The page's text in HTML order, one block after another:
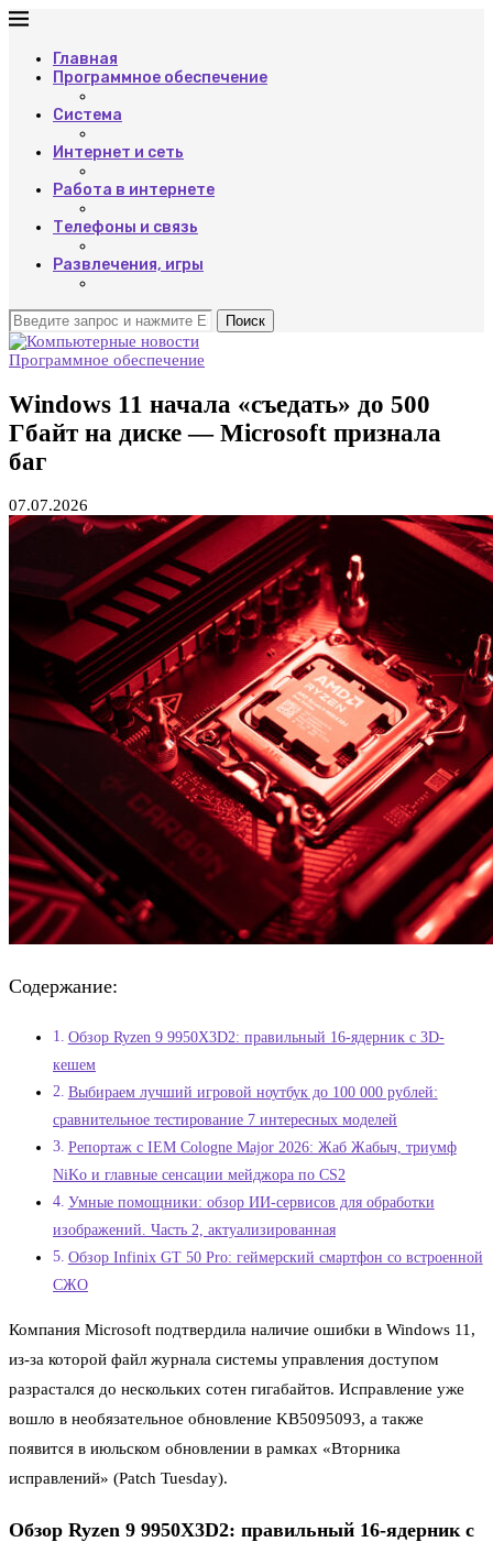
Главная
Программное обеспечение
Система
Интернет и сеть
Работа в интернете
Телефоны и связь
Развлечения, игры
Поиск
Программное обеспечение
Windows 11 начала «съедать» до 500
Гбайт на диске — Microsoft признала
баг
07.07.2026
Содержание:
Обзор Ryzen 9 9950X3D2: правильный 16-ядерник с 3D-
кешем
Выбираем лучший игровой ноутбук до 100 000 рублей:
сравнительное тестирование 7 интересных моделей
Репортаж с IEM Cologne Major 2026: Жаб Жабыч, триумф
NiKo и главные сенсации мейджора по CS2
Умные помощники: обзор ИИ-сервисов для обработки
изображений. Часть 2, актуализированная
Обзор Infinix GT 50 Pro: геймерский смартфон со встроенной
СЖО
Компания Microsoft подтвердила наличие ошибки в Windows 11,
из-за которой файл журнала системы управления доступом
разрастался до нескольких сотен гигабайтов. Исправление уже
вошло в необязательное обновление KB5095093, а также
появится в июльском обновлении в рамках «Вторника
исправлений» (Patch Tuesday).
Обзор Ryzen 9 9950X3D2: правильный 16-ядерник с